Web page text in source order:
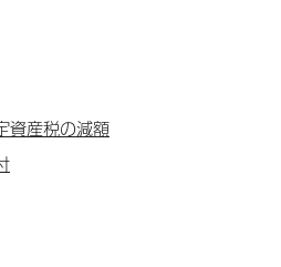
資産税の減額